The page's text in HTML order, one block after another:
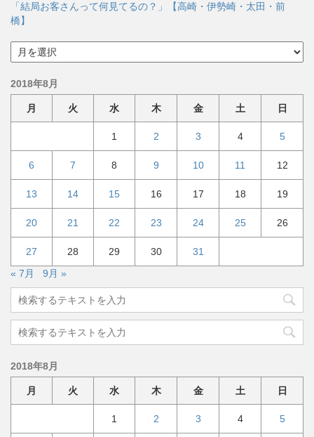
「結局お客さんって何見てるの？」【高崎・伊勢崎・太田・前
橋】
ー
イ
2018年8月
月 火 水 木 金 土 日
1 2 3 4 5
6 7 8 9 10 11 12
13 14 15 16 17 18 19
20 21 22 23 24 25 26
27 28 29 30
31
« 7月
9月 »
2018年8月
月 火 水 木 金 土 日
1 2 3 4 5